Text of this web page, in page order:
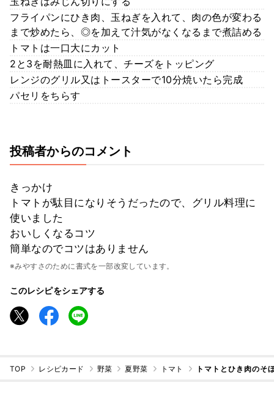
フライパンにひき肉、玉ねぎを入れて、肉の色が変わる
まで炒めたら、◎を加えて汁気がなくなるまで煮詰める
トマトは一口大にカット
2と3を耐熱皿に入れて、チーズをトッピング
レンジのグリル又はトースターで10分焼いたら完成
パセリをちらす
投稿者からのコメント
きっかけ
トマトが駄目になりそうだったので、グリル料理に
使いました
おいしくなるコツ
簡単なのでコツはありません
※みやすさのために書式を一部改変しています。
このレシピをシェアする
TOP レシピカード 野菜 夏野菜 トマト トマトとひき肉のそ